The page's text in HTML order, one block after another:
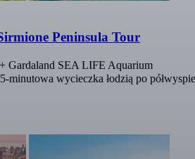
Peninsula Tour
Gardaland SEA LIFE Aquarium
minutowa wycieczka łodzią po